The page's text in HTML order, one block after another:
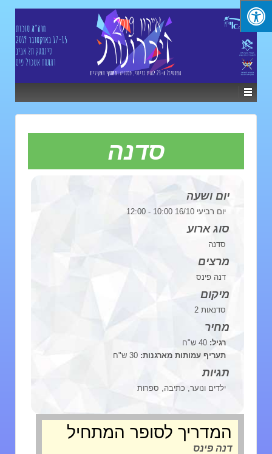
סדנה
יום ושעה
יום רביעי 16/10 10:00 - 12:00
סוג ארוע
מרצים
תעריף עמותות מארגנות:30 ש"ח
ילדים ונוער, כתיבה, ספרות
המדריך לסופר המתחיל
דנה פינס